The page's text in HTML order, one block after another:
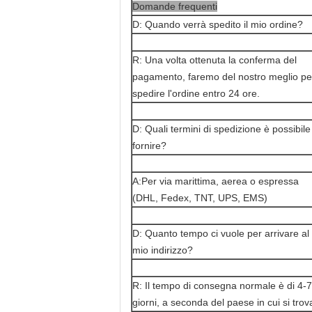
Domande frequenti
D: Quando verrà spedito il mio ordine?
R: Una volta ottenuta la conferma del
pagamento, faremo del nostro meglio
spedire l'ordine entro 24 ore.
D: Quali termini di spedizione è possibile
fornire?
A:Per via marittima, aerea o espressa
(DHL, Fedex, TNT, UPS, EMS)
D: Quanto tempo ci vuole per arrivare al
mio indirizzo?
R: Il tempo di consegna normale è di 4-7
giorni, a seconda del paese in cui si